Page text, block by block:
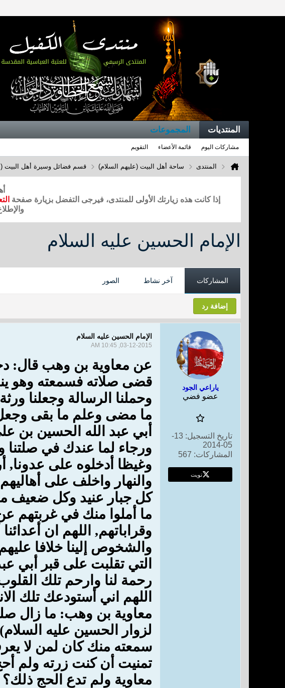
المنتديات المجموعات
مشاركات اليوم قائمة الأعضاء التقويم
المنتدى ساحة أهل البيت (عليهم السلام) قسم فضائل وسيرة أهل البيت
إذا كانت هذه زيارتك الأولى للمنتدى، فيرجى التفضل بزيارة صفحة
الإمام الحسين عليه السلام
المشاركات آخر نشاط الصور
إضافة رد
ياراعي الجود
عضو فضي
تاريخ التسجيل:
13-
05-2014
المشاركات: 567
تويت
الإمام الحسين عليه السلام
03-12-2015, 10:45 AM
عن معاوية بن وهب قال:
قضى صلاته فسمعته وهو
وحملنا الرسالة وجعلنا
ما مضى وعلم ما بقى وجعل
أبي عبد الله الحسين بن
ورجاء لما عندك في صلتنا
وغيظا أدخلوه على عدونا,
والنهار واخلف على
كل جبار عنيد وكل ضعيف
ما أملوا منك في غربتهم عن
وقراباتهم, اللهم ان
والشخوص إلينا خلافا
التي تقلبت على قبر أبي
رحمة لنا وارحم تلك
اللهم اني أستودعك تلك
معاوية بن وهب: ما زال
لزوار الحسين عليه
سمعته منك كان لمن لا
تمنيت أن كنت زرته ولم
معاوية ولم تدع الحج